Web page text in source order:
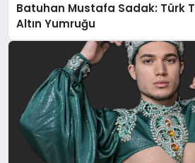
Batuhan Mustafa Sadak: Türk
Altın Yumruğu